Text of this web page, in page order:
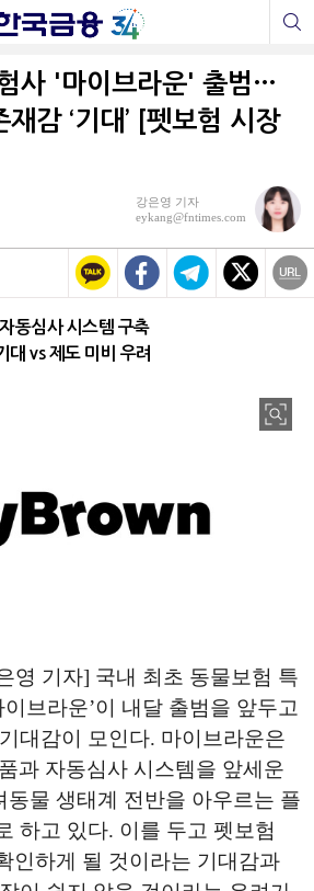
사 '마이브라운' 출범…
감 ‘기대’ [펫보험 시장
강은영 기자
eykang@fntimes.com
동심사 시스템 구축
대 vs 제도 미비 우려
영 기자] 국내 최초 동물보험 특
브라운’이 내달 출범을 앞두고
대감이 모인다. 마이브라운은
과 자동심사 시스템을 앞세운
동물 생태계 전반을 아우르는 플
하고 있다. 이를 두고 펫보험
인하게 될 것이라는 기대감과